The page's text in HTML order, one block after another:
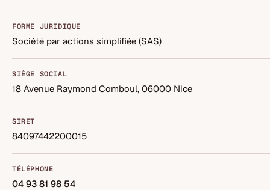
FORME JURIDIQUE
Société par actions simplifiée (SAS)
SIÈGE SOCIAL
18 Avenue Raymond Comboul, 06000 Nice
SIRET
84097442200015
TÉLÉPHONE
04 93 81 98 54